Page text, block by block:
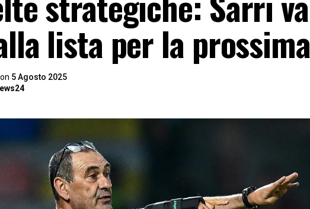
lista per la
on 5 Agosto 2025